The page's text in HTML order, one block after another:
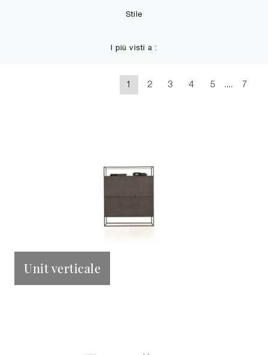
Stile
I più visti a :
1 2 3 4 5 .... 7
Unit verticale